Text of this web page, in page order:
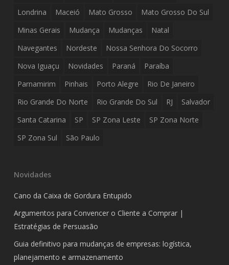
Londrina
Maceió Mato Grosso
Mato Grosso Do Sul
Minas Gerais
Mudança Mudanças
Natal
Navegantes
Nordeste
Nossa Senhora Do Socorro
Nova Iguaçu
Novidades Paraná
Paraíba
Parnamirim
Pinhais Porto Alegre
Rio De Janeiro
Rio Grande Do Norte
Rio Grande Do Sul RJ
Salvador
Santa Catarina
SP SP Zona Leste
SP Zona Norte
SP Zona Sul
São Paulo
Novidades
Cano da Caixa de Gordura Entupido
Argumentos para Convencer o Cliente a Comprar |
Estratégias de Persuasão
Guia definitivo para mudanças de empresas: logística,
planejamento e armazenamento